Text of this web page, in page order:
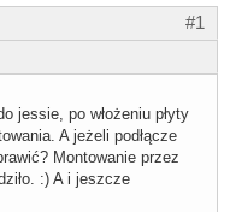
#1
jessie, po włożeniu płyty
A jeżeli podłącze
Montowanie przez
:) A i jeszcze